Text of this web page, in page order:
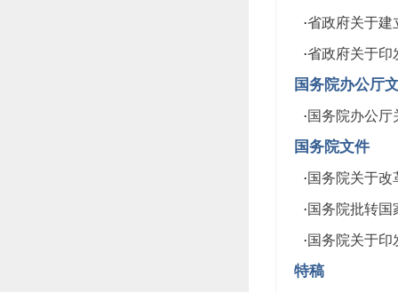
·省政府关于建
·省政府关于印
国务院办公厅
·国务院办公厅
国务院文件
·国务院关于改
·国务院批转国
·国务院关于印
特稿